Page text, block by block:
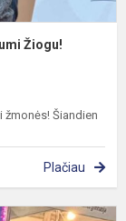
Žiogu!
Šiandien
Plačiau